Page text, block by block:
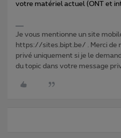
votre matériel actuel (ONT et
Je vous mentionne un site
https://sites.bipt.be/ . Merci de
privé uniquement si je le
du topic dans votre message